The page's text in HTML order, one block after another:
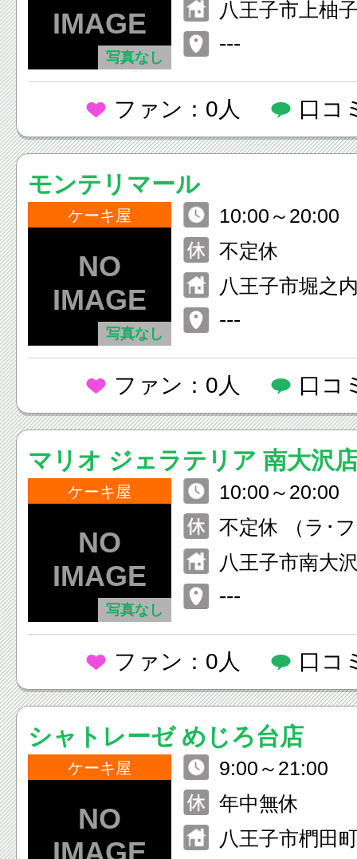
写真なし
八王子市上柚
---
ファン：0人 口コ
モンテリマール
ケーキ屋
写真なし
10:00～20:00
不定休
八王子市堀之
---
ファン：0人 口コ
マリオ ジェラテリア 南大沢
ケーキ屋
写真なし
10:00～20:00
不定休 （ラ･
大沢に準ずる
八王子市南大
---
ファン：0人 口コ
シャトレーゼ めじろ台店
ケーキ屋
9:00～21:00
年中無休
八王子市椚田